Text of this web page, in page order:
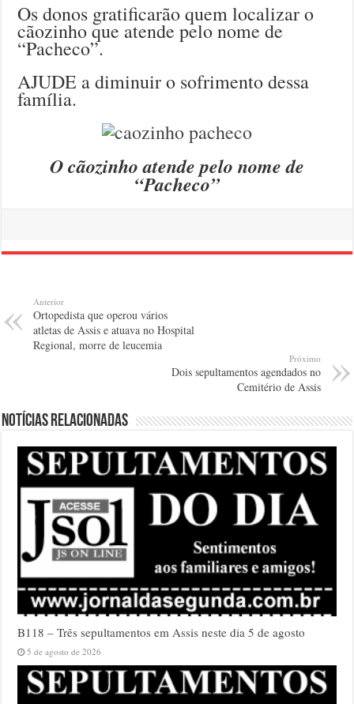
Os donos gratificarão quem localizar o
cãozinho que atende pelo nome de
“Pacheco”.
AJUDE a diminuir o sofrimento dessa
família.
O cãozinho atende pelo nome de
“Pacheco”
Anterior
Ortopedista que operou vários
atletas de Assis e atuava no Hospital
Regional, morre de leucemia
Próximo
Dois sepultamentos agendados no
Cemitério de Assis
Notícias relacionadas
B118 – Três sepultamentos em Assis neste dia 5 de agosto
5 de agosto de 2026